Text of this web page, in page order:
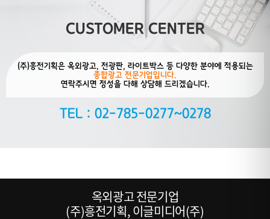
CUSTOMER CENTER
(주)흥전기획은 옥외광고, 전광판, 라이트박스 등 다양한 분야에 적용되는
종합광고 전문기업입니다.
연락주시면 정성을 다해 상담해 드리겠습니다.
TEL : 02-785-0277~0278
옥외광고 전문기업
(주)흥전기획, 이글미디어(주)